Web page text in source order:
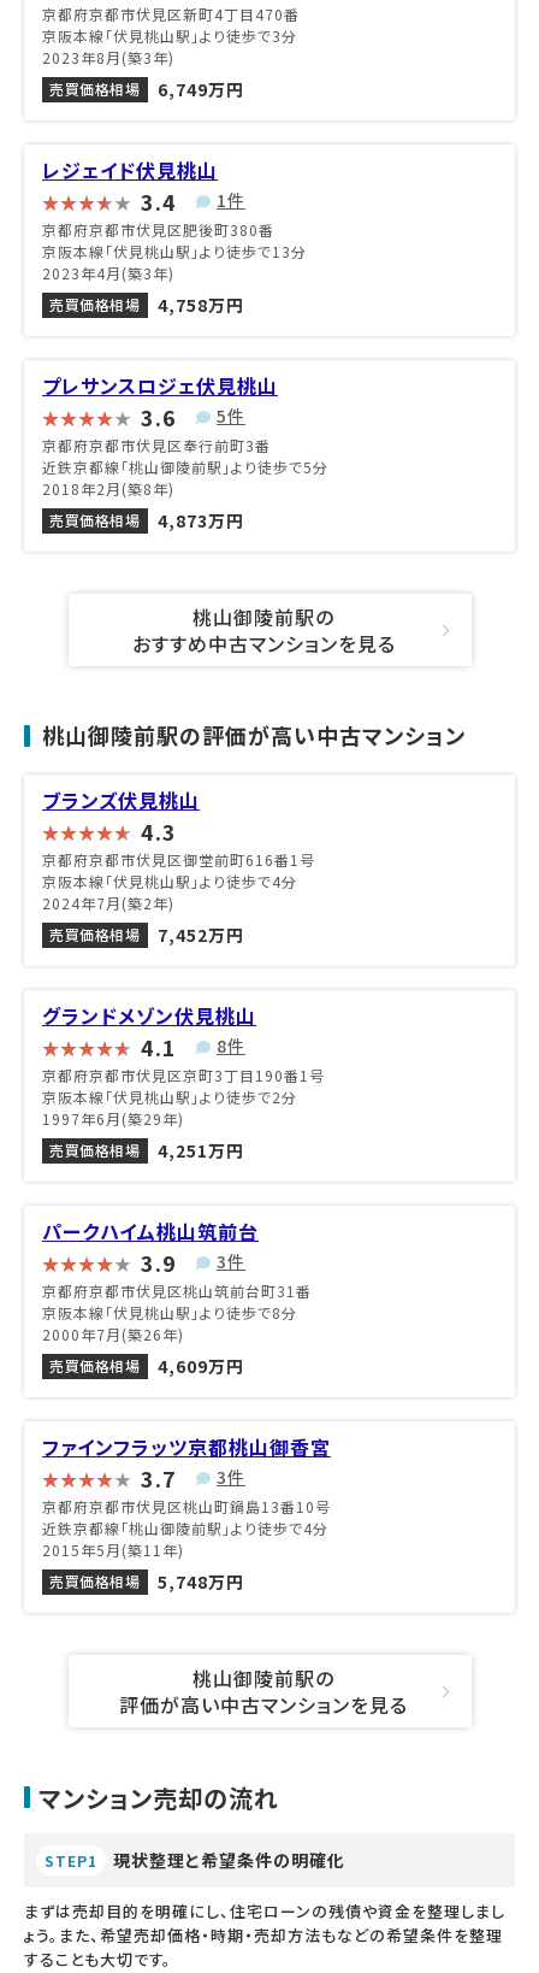
京都府京都市伏見区新町4丁目470番
京阪本線「伏見桃山駅」より徒歩で3分
2023年8月(築3年)
売買価格相場
6,749万円
レジェイド伏見桃山
3.4 1件
京都府京都市伏見区肥後町380番
京阪本線「伏見桃山駅」より徒歩で13分
2023年4月(築3年)
売買価格相場
4,758万円
プレサンスロジェ伏見桃山
3.6 5件
京都府京都市伏見区奉行前町3番
近鉄京都線「桃山御陵前駅」より徒歩で5分
2018年2月(築8年)
売買価格相場
4,873万円
桃山御陵前駅の
おすすめ中古マンションを見る
桃山御陵前駅の評価が高い中古マンション
ブランズ伏見桃山
4.3
京都府京都市伏見区御堂前町616番1号
京阪本線「伏見桃山駅」より徒歩で4分
2024年7月(築2年)
売買価格相場
7,452万円
グランドメゾン伏見桃山
4.1 8件
京都府京都市伏見区京町3丁目190番1号
京阪本線「伏見桃山駅」より徒歩で2分
1997年6月(築29年)
売買価格相場
4,251万円
パークハイム桃山筑前台
3.9 3件
京都府京都市伏見区桃山筑前台町31番
京阪本線「伏見桃山駅」より徒歩で8分
2000年7月(築26年)
売買価格相場
4,609万円
ファインフラッツ京都桃山御香宮
3.7 3件
京都府京都市伏見区桃山町鍋島13番10号
近鉄京都線「桃山御陵前駅」より徒歩で4分
2015年5月(築11年)
売買価格相場
5,748万円
桃山御陵前駅の
評価が高い中古マンションを見る
マンション売却の流れ
STEP1 現状整理と希望条件の明確化
まずは売却目的を明確にし、住宅ローンの残債や資金を整理しまし
ょう。また、希望売却価格・時期・売却方法もなどの希望条件を整理
することも大切です。